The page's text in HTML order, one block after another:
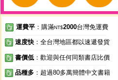
運費平 ：購滿NT$2000台灣免運費
速度快 ：全台灣地區都以速遞發貨
書價低 ：歡迎與任何同類書店比價
品種多 ：超過80多萬簡體中文書籍